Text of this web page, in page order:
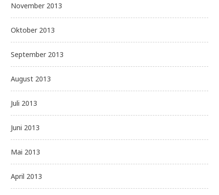
November 2013
Oktober 2013
September 2013
August 2013
Juli 2013
Juni 2013
Mai 2013
April 2013